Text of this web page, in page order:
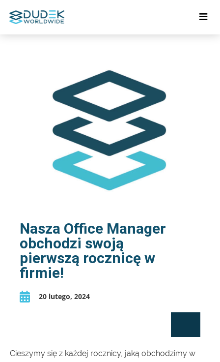
Nasza Office Manager
obchodzi swoją
pierwszą rocznicę w
firmie!
20 lutego, 2024
Cieszymy się z każdej rocznicy, jaką obchodzimy w